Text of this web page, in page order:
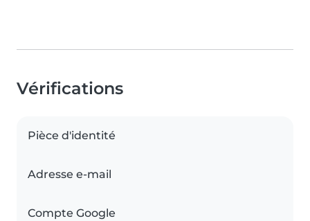
Vérifications
Pièce d'identité
Adresse e-mail
Compte Google